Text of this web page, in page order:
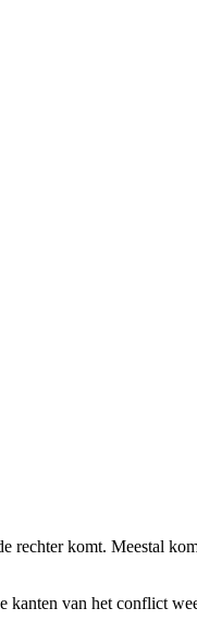
rechter komt. Meestal
kanten van het conflict